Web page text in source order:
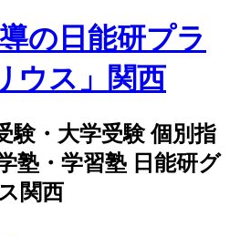
験・大学受験 個別指
塾・学習塾 日能研グ
関西